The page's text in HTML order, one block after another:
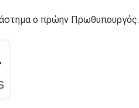
ο πρώην Πρωθυπουργός.